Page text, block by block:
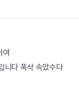
여
니다 폭삭 속았수다